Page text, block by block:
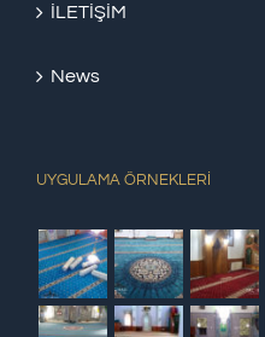
İLETİŞİM
News
UYGULAMA ÖRNEKLERİ